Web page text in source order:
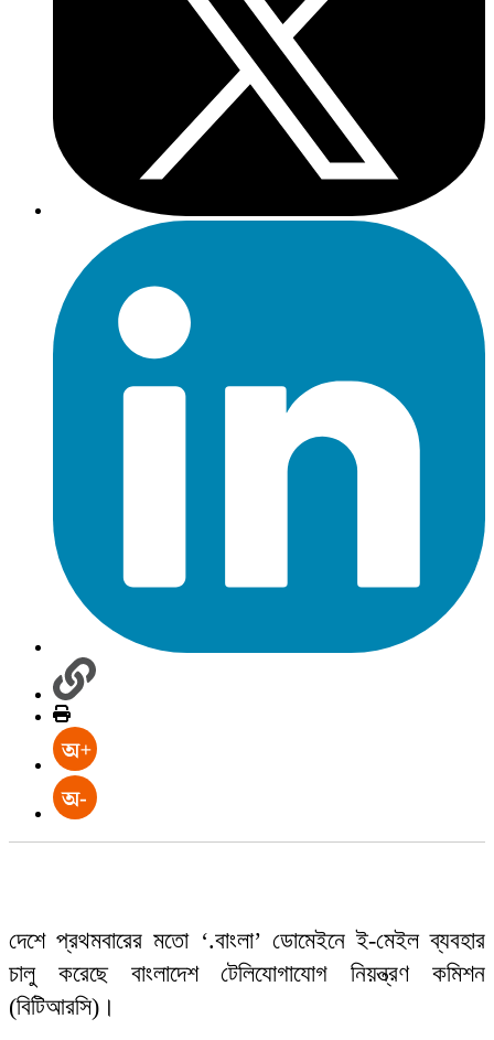
দেশে প্রথমবারের মতো ‘.বাংলা’ ডোমেইনে ই-মেইল ব্যবহার
চালু করেছে বাংলাদেশ টেলিযোগাযোগ নিয়ন্ত্রণ কমিশন
(বিটিআরসি)।